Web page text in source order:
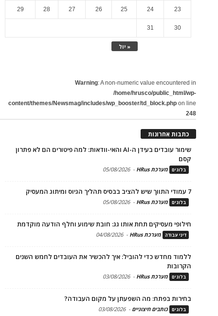
« יול
23
24
25
26
27
28
29
30
31
Warning: A non-numeric value encountered in
/home/hrusco/public_html/wp-
content/themes/Newsmag/includes/wp_booster/td_block.php on line
248
כתבות אחרונות
שימור עובדים בעידן ה-AI והאי-וודאות: למה פיטורים הם לא פתרון
קסם
בלוגים מערכת HRus -
05/08/2026
7 עמודי התווך שיש להציב בבסיס תהליך הגיוס ומיתוג המעסיק
בלוגים מערכת HRus -
05/08/2026
חילופי מעסיקים תחת אותו גג: חובת שימוע וחלף הודעה מוקדמת
דיני עבודה מערכת HRus -
04/08/2026
ללמוד מחדש כדי להוביל: איך להכשיר את העובדים לחמש השנים
הקרובות
בלוגים מערכת HRus -
03/08/2026
בחירות בפתח: מה השפעתן על מקום העבודה?
בלוגים כותבים חיצוניים -
03/08/2026